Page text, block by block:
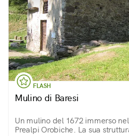
FLASH
Mulino di Baresi
Un mulino del 1672 immerso
Prealpi Orobiche. La sua